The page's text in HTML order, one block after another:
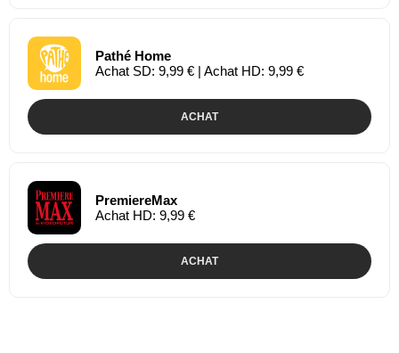
Pathé Home
Achat SD: 9,99 € | Achat HD: 9,99 €
ACHAT
PremiereMax
Achat HD: 9,99 €
ACHAT